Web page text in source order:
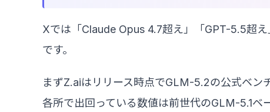
Xでは「Claude Opus 4.7超え」「GPT-5.5超
です。
まずZ.aiはリリース時点でGLM-5.2の公式ベン
各所で出回っている数値は前世代のGLM-5.1ベ